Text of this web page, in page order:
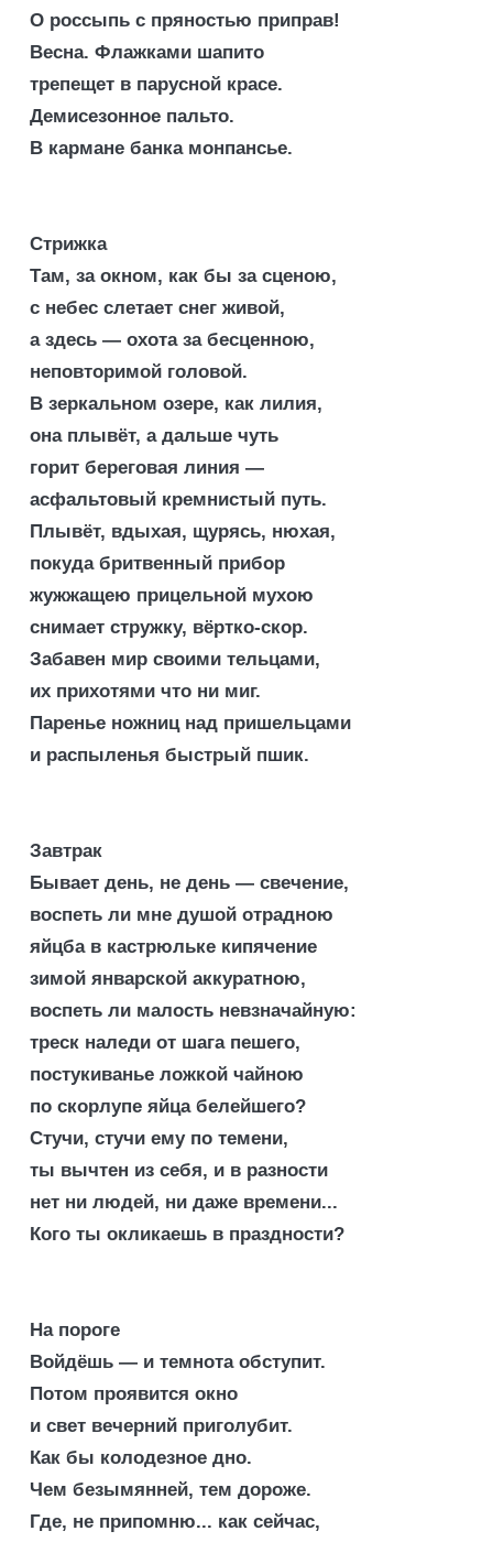
О россыпь с пряностью приправ!
Весна. Флажками шапито
трепещет в парусной красе.
Демисезонное пальто.
В кармане банка монпансье.
Стрижка
Там, за окном, как бы за сценою,
с небес слетает снег живой,
а здесь — охота за бесценною,
неповторимой головой.
В зеркальном озере, как лилия,
она плывёт, а дальше чуть
горит береговая линия —
асфальтовый кремнистый путь.
Плывёт, вдыхая, щурясь, нюхая,
покуда бритвенный прибор
жужжащею прицельной мухою
снимает стружку, вёртко-скор.
Забавен мир своими тельцами,
их прихотями что ни миг.
Паренье ножниц над пришельцами
и распыленья быстрый пшик.
Завтрак
Бывает день, не день — свечение,
воспеть ли мне душой отрадною
яйцба в кастрюльке кипячение
зимой январской аккуратною,
воспеть ли малость невзначайную:
треск наледи от шага пешего,
постукиванье ложкой чайною
по скорлупе яйца белейшего?
Стучи, стучи ему по темени,
ты вычтен из себя, и в разности
нет ни людей, ни даже времени...
Кого ты окликаешь в праздности?
На пороге
Войдёшь — и темнота обступит.
Потом проявится окно
и свет вечерний приголубит.
Как бы колодезное дно.
Чем безымянней, тем дороже.
Где, не припомню... как сейчас,